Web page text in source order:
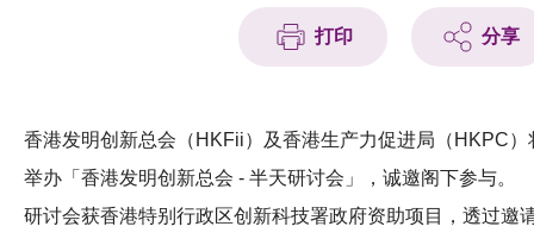
科技分享
会籍
打印 分享
香港发明创新总会（HKFii）及香港生产力促进局（HKPC）
举办「香港发明创新总会 - 半天研讨会」，诚邀阁下参与。
研讨会获香港特别行政区创新科技署政府资助项目，透过邀